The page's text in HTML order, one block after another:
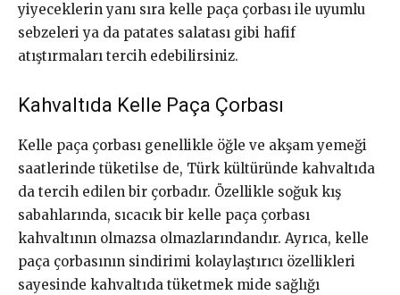
yiyeceklerin yanı sıra kelle paça çorbası ile uyumlu
sebzeleri ya da patates salatası gibi hafif
atıştırmaları tercih edebilirsiniz.
Kahvaltıda Kelle Paça Çorbası
Kelle paça çorbası genellikle öğle ve akşam yemeği
saatlerinde tüketilse de, Türk kültüründe kahvaltıda
da tercih edilen bir çorbadır. Özellikle soğuk kış
sabahlarında, sıcacık bir kelle paça çorbası
kahvaltının olmazsa olmazlarındandır. Ayrıca, kelle
paça çorbasının sindirimi kolaylaştırıcı özellikleri
sayesinde kahvaltıda tüketmek mide sağlığı